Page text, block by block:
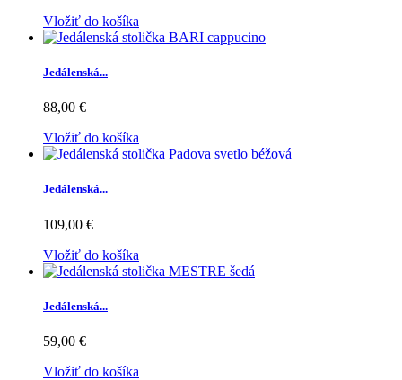
Vložiť do košíka
Jedálenská...
88,00 €
Vložiť do košíka
Jedálenská...
109,00 €
Vložiť do košíka
Jedálenská...
59,00 €
Vložiť do košíka